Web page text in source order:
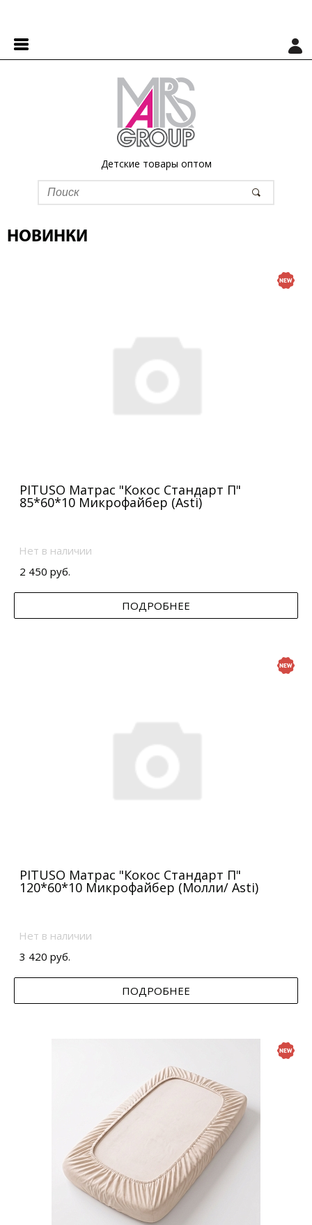
Детские товары оптом
НОВИНКИ
PITUSO Матрас "Кокос Стандарт П"
85*60*10 Микрофайбер (Asti)
Нет в наличии
2 450 руб.
ПОДРОБНЕЕ
PITUSO Матрас "Кокос Стандарт П"
120*60*10 Микрофайбер (Молли/ Asti)
Нет в наличии
3 420 руб.
ПОДРОБНЕЕ